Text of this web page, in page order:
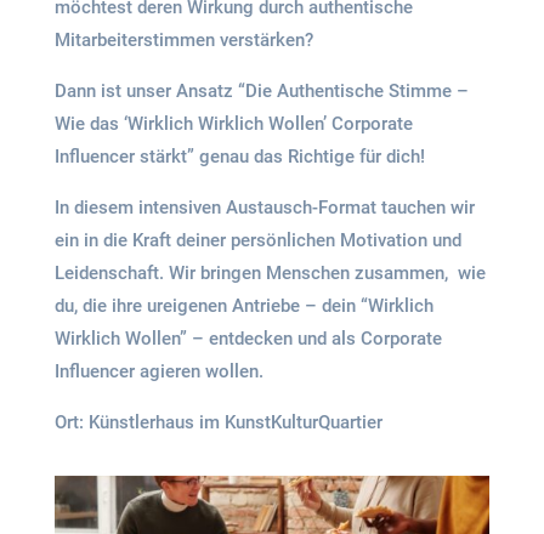
möchtest deren Wirkung durch authentische
Mitarbeiterstimmen verstärken?
Dann ist unser Ansatz “Die Authentische Stimme –
Wie das ‘Wirklich Wirklich Wollen’ Corporate
Influencer stärkt” genau das Richtige für dich!
In diesem intensiven Austausch-Format tauchen wir
ein in die Kraft deiner persönlichen Motivation und
Leidenschaft. Wir bringen Menschen zusammen, wie
du, die ihre ureigenen Antriebe – dein “Wirklich
Wirklich Wollen” – entdecken und als Corporate
Influencer agieren wollen.
Ort: Künstlerhaus im KunstKulturQuartier